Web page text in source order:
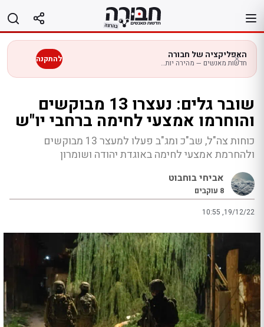
לתוכן
האפליקציה של חבורה
חדשות מאנשים — מהירה יותר בנייד להתקנה
שובר גלים: נעצרו 13 מבוקשים
והוחרמו אמצעי לחימה ברחבי יו"ש
כוחות צה"ל, שב"כ ומג"ב פעלו למעצר 13 מבוקשים
ולהחרמת אמצעי לחימה באוגדת יהודה ושומרון
אביחי בוחבוט
8 עוקבים
10:55 ,19/12/22